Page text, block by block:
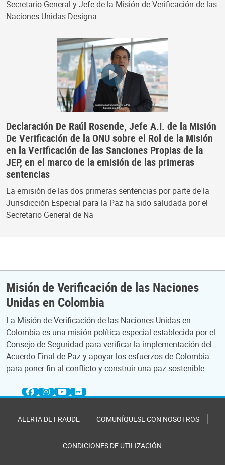
Secretario General y Jefe de la Misión de Verificación de las
Naciones Unidas Designa
Declaración De Raúl Rosende, Jefe A.I. de la Misión
De Verificación de la ONU sobre el Rol de la Misión
en la Verificación de las Sanciones Propias de la
JEP, en el marco de la emisión de las primeras
sentencias
La emisión de las dos primeras sentencias por parte de la
Jurisdicción Especial para la Paz ha sido saludada por el
Secretario General de Na
Misión de Verificación de las Naciones
Unidas en Colombia
La Misión de Verificación de las Naciones Unidas en
Colombia es una misión política especial establecida por el
Consejo de Seguridad para verificar la implementación del
Acuerdo Final de Paz y apoyar los esfuerzos de Colombia
para poner fin al conflicto y construir una paz sostenible.
ALERTA DE FRAUDE COMUNÍQUESE CON NOSOTROS
CONDICIONES DE UTILIZACIÓN